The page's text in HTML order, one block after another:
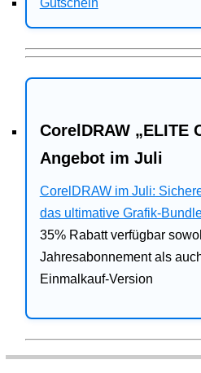
CorelDRAW „ELITE
Angebot im Juli
CorelDRAW im Juli:
das ultimative Grafik-
35% Rabatt verfügbar
Jahresabonnement als
Einmalkauf-Version